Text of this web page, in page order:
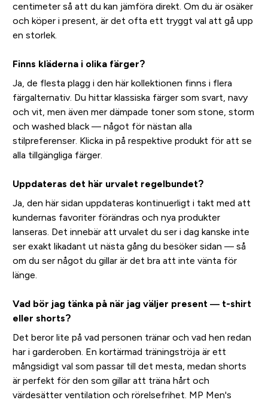
centimeter så att du kan jämföra direkt. Om du är osäker
och köper i present, är det ofta ett tryggt val att gå upp
en storlek.
Finns kläderna i olika färger?
Ja, de flesta plagg i den här kollektionen finns i flera
färgalternativ. Du hittar klassiska färger som svart, navy
och vit, men även mer dämpade toner som stone, storm
och washed black — något för nästan alla
stilpreferenser. Klicka in på respektive produkt för att se
alla tillgängliga färger.
Uppdateras det här urvalet regelbundet?
Ja, den här sidan uppdateras kontinuerligt i takt med att
kundernas favoriter förändras och nya produkter
lanseras. Det innebär att urvalet du ser i dag kanske inte
ser exakt likadant ut nästa gång du besöker sidan — så
om du ser något du gillar är det bra att inte vänta för
länge.
Vad bör jag tänka på när jag väljer present — t-shirt
eller shorts?
Det beror lite på vad personen tränar och vad hen redan
har i garderoben. En kortärmad träningströja är ett
mångsidigt val som passar till det mesta, medan shorts
är perfekt för den som gillar att träna hårt och
värdesätter ventilation och rörelsefrihet. MP Men's